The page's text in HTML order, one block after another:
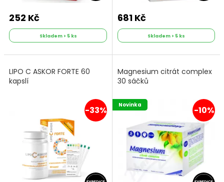
252 Kč
Skladem > 5 ks
681 Kč
Skladem > 5 ks
LIPO C ASKOR FORTE 60
kapslí
-33%
Magnesium citrát complex
30 sáčků
-10%
Novinka